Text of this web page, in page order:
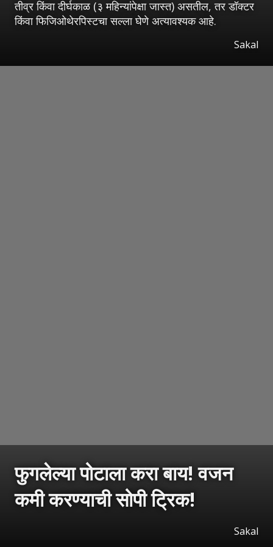
तीव्र किंवा दीर्घकाळ (३ महिन्यांपेक्षा जास्त) असतील, तर डॉक्टर
किंवा फिजिओथेरपिस्टचा सल्ला घेणे अत्यावश्यक आहे.
Sakal
फुगलेल्या पोटाला करा बाय! वजन
कमी करण्याची सोपी ट्रिक!
Sakal